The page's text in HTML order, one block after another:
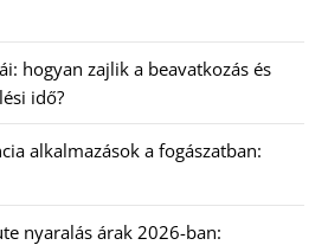
hogyan zajlik a beavatkozás és
idő?
alkalmazások a fogászatban:
nyaralás árak 2026-ban: